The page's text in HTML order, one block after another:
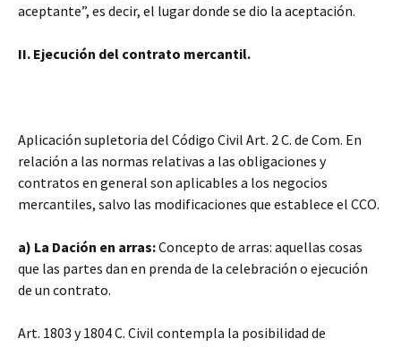
aceptante”, es decir, el lugar donde se dio la aceptación.
II. Ejecución del contrato mercantil.
Aplicación supletoria del Código Civil Art. 2 C. de Com. En
relación a las normas relativas a las obligaciones y
contratos en general son aplicables a los negocios
mercantiles, salvo las modificaciones que establece el CCO.
a) La Dación en arras:Concepto de arras: aquellas cosas
que las partes dan en prenda de la celebración o ejecución
de un contrato.
Art. 1803 y 1804 C. Civil contempla la posibilidad de